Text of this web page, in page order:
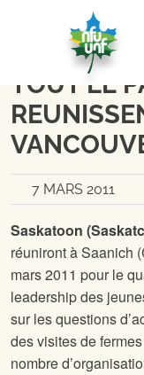
Aller au contenu
|
LES
TOUT LE
7 MARS 2011
Saskatoon
réuniront à Saanich
mars 2011 pour le
leadership des
sur les questions
des visites de
nombre